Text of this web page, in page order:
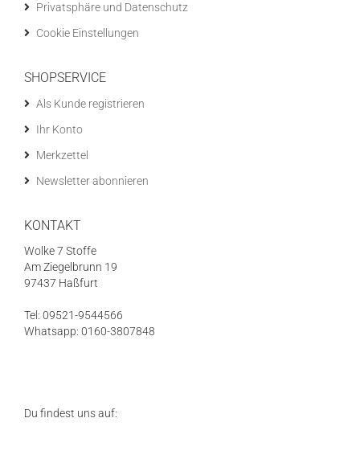
Privatsphäre und Datenschutz
Cookie Einstellungen
SHOPSERVICE
Als Kunde registrieren
Ihr Konto
Merkzettel
Newsletter abonnieren
KONTAKT
Wolke 7 Stoffe
Am Ziegelbrunn 19
97437 Haßfurt
Tel: 09521-9544566
Whatsapp: 0160-3807848
Du findest uns auf: